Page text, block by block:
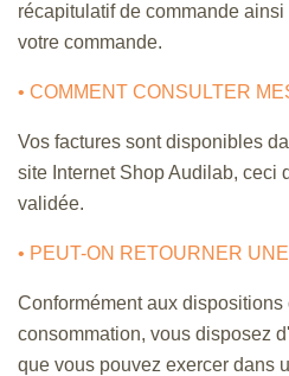
récapitulatif de commande ainsi
votre commande.
• COMMENT CONSULTER
Vos factures sont disponibles
site Internet Shop Audilab, ceci
validée.
• PEUT-ON RETOURNER
Conformément aux dispositions
consommation, vous disposez
que vous pouvez exercer dans